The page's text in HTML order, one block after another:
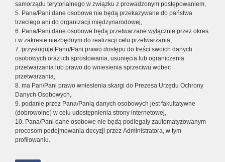
samorządu terytorialnego w związku z prowadzonym postępowaniem,
5. Pana/Pani dane osobowe nie będą przekazywane do państwa
trzeciego ani do organizacji międzynarodowej,
6. Pana/Pani dane osobowe będą przetwarzane wyłącznie przez okres
i w zakresie niezbędnym do realizacji celu przetwarzania,
7. przysługuje Panu/Pani prawo dostępu do treści swoich danych
osobowych oraz ich sprostowania, usunięcia lub ograniczenia
przetwarzania lub prawo do wniesienia sprzeciwu wobec
przetwarzania,
8. ma Pan/Pani prawo wniesienia skargi do Prezesa Urzędu Ochrony
Danych Osobowych,
9. podanie przez Pana/Panią danych osobowych jest fakultatywne
(dobrowolne) w celu udostępnienia strony internetowej,
10. Pana/Pani dane osobowe nie będą podlegały zautomatyzowanym
procesom podejmowania decyzji przez Administratora, w tym
profilowaniu.